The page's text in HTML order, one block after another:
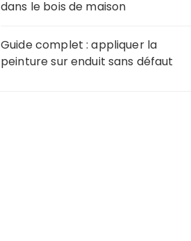
dans le bois de maison
Guide complet : appliquer la
peinture sur enduit sans défaut